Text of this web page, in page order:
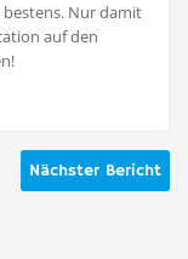
Nur damit
auf den
Nächster Bericht